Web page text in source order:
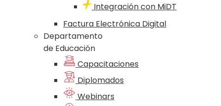
Integración con MiDT
Factura Electrónica Digital
Departamento
de Educación
Capacitaciones
Diplomados
Webinars